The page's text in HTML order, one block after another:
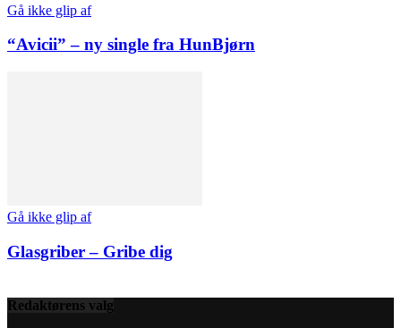
Gå ikke glip af
“Avicii” – ny single fra HunBjørn
Gå ikke glip af
Glasgriber – Gribe dig
Redaktørens valg